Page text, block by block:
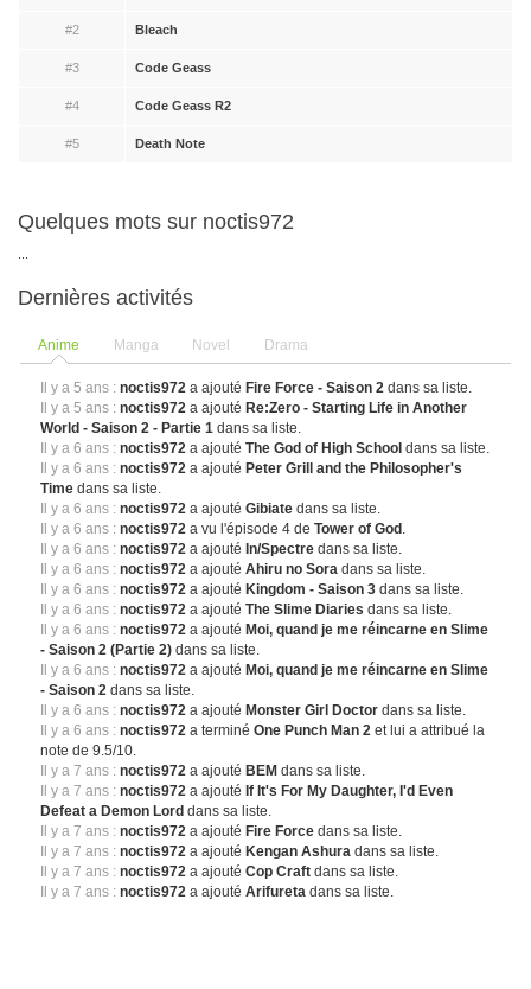
#2 Bleach
#3 Code Geass
#4 Code Geass R2
#5 Death Note
Quelques mots sur noctis972
Dernières activités
Anime Manga Novel Drama
Il y a 5 ans : noctis972 a ajouté Fire Force - Saison 2 dans sa liste.
Il y a 5 ans : noctis972 a ajouté Re:Zero - Starting Life in Another
World - Saison 2 - Partie 1 dans sa liste.
Il y a 6 ans : noctis972 a ajoutéThe God of High School dans sa liste.
Il y a 6 ans : noctis972 a ajouté Peter Grill and the Philosopher's
Time dans sa liste.
Il y a 6 ans : noctis972 a ajoutéGibiate dans sa liste.
Il y a 6 ans : noctis972 a vu l'épisode 4 deTower of God .
Il y a 6 ans : noctis972 a ajouté In/Spectre dans sa liste.
Il y a 6 ans : noctis972 a ajoutéAhiru no Sora dans sa liste.
Il y a 6 ans : noctis972 a ajouté Kingdom - Saison 3 dans sa liste.
Il y a 6 ans : noctis972 a ajoutéThe Slime Diaries dans sa liste.
Il y a 6 ans : noctis972 a ajouté Moi, quand je me réincarne en Slime
- Saison 2 (Partie 2) dans sa liste.
Il y a 6 ans : noctis972 a ajouté Moi, quand je me réincarne en Slime
- Saison 2 dans sa liste.
Il y a 6 ans : noctis972 a ajouté Monster Girl Doctor dans sa liste.
Il y a 6 ans : noctis972 a terminéOne Punch Man 2 et lui a attribué la
note de 9.5/10.
Il y a 7 ans : noctis972 a ajouté BEM dans sa liste.
Il y a 7 ans : noctis972 a ajouté If It's For My Daughter, I'd Even
Defeat a Demon Lord dans sa liste.
Il y a 7 ans : noctis972 a ajouté Fire Force dans sa liste.
Il y a 7 ans : noctis972 a ajouté Kengan Ashura dans sa liste.
Il y a 7 ans : noctis972 a ajoutéCop Craft dans sa liste.
Il y a 7 ans : noctis972 a ajoutéArifureta dans sa liste.